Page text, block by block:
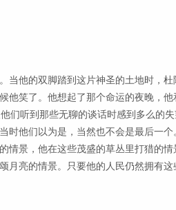
当他的双脚踏到这片神圣的土地时，杜
他笑了。他想起了那个命运的夜晚，他
们听到那些无聊的谈话时感到多么的
时他们以为是，当然也不会是最后一个
情景，他在这些茂盛的草丛里打猎的情
月亮的情景。只要他的人民仍然拥有这